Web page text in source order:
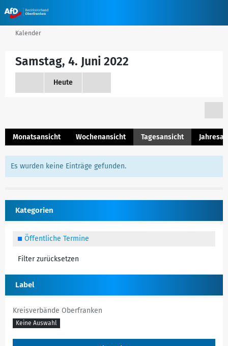
Kalender
Samstag, 4. Juni 2022
Heute
Monatsansicht Wochenansicht Tagesansicht
Es wurden keine Einträge gefunden.
Kategorien
Öffentliche Termine
Filter zurücksetzen
Label
Kreisverbände Oberfranken
Keine Auswahl